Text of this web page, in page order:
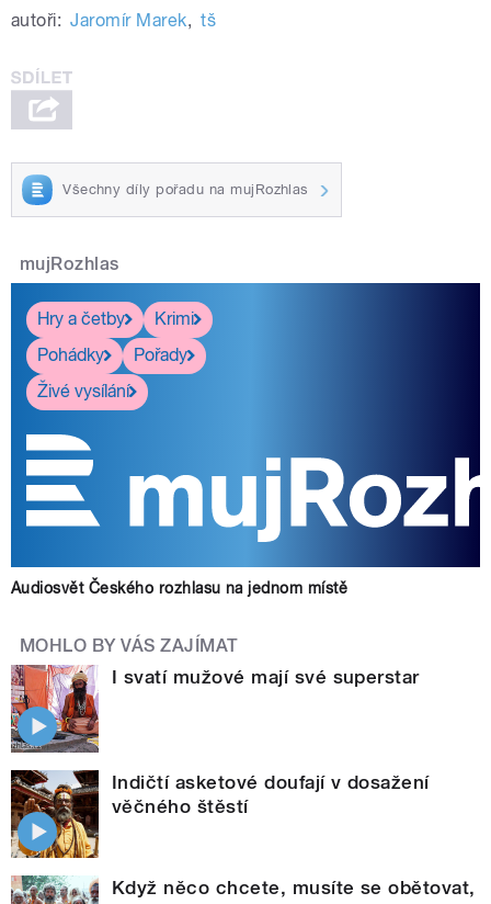
autoři: Jaromír Marek, tš
Všechny díly pořadu na mujRozhlas
mujRozhlas
Hry a četby
Krimi
Pohádky
Pořady
Živé vysílání
Audiosvět Českého rozhlasu na jednom místě
MOHLO BY VÁS ZAJÍMAT
I svatí mužové mají své superstar
Indičtí asketové doufají v dosažení
věčného štěstí
Když něco chcete, musíte se obětovat,